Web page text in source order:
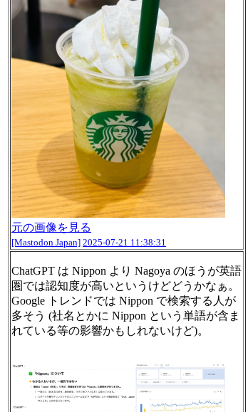
元の画像を見る
[Mastodon Japan] 2025-07-21 11:38:31
ChatGPT は Nippon より Nagoya のほうが英語
圏では認知度が高いというけどどうかなぁ。
Google トレンドでは Nippon で検索する人が
多そう (社名とかに Nippon という単語が含ま
れている等の影響かもしれないけど)。